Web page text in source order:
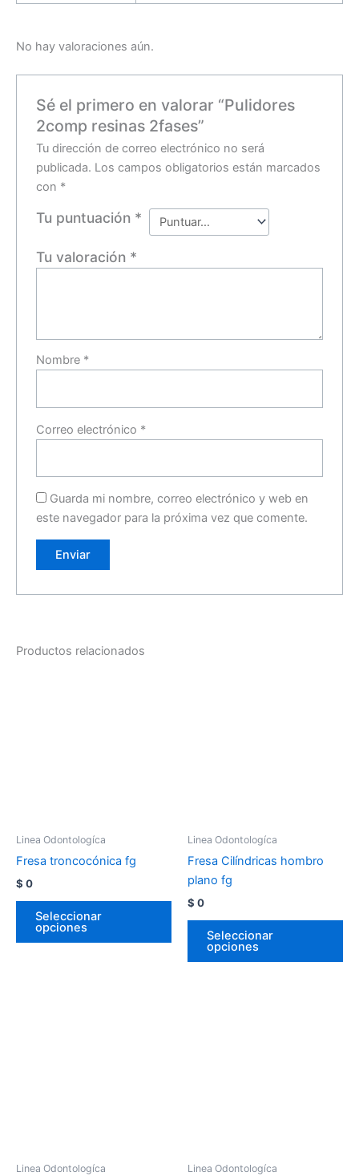
No hay valoraciones aún.
Sé el primero en valorar “Pulidores
2comp resinas 2fases”
Tu dirección de correo electrónico no será
publicada. Los campos obligatorios están marcados
con *
Tu puntuación *
Tu valoración *
Nombre *
Correo electrónico *
Guarda mi nombre, correo electrónico y web en
este navegador para la próxima vez que comente.
Productos relacionados
Linea Odontologíca
Fresa troncocónica fg
$ 0
Seleccionar
opciones
Linea Odontologíca
Fresa Cilíndricas hombro
plano fg
$ 0
Seleccionar
opciones
Linea Odontologíca Linea Odontologíca